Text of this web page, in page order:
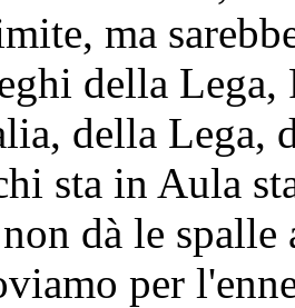
ma
della
della Lega,
sta in Aula
dà le
per